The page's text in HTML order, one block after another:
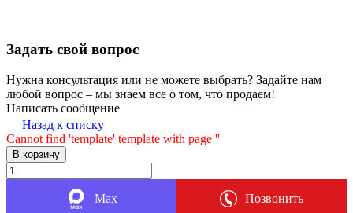
Задать свой вопрос
Нужна консультация или не можете выбрать? Задайте нам
любой вопрос – мы знаем все о том, что продаем!
Написать сообщение
Назад к списку
Cannot find 'template' template with page ''
В корзину
Max Позвонить